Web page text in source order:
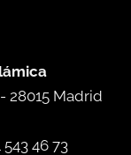
28015 Madrid
543 46 73